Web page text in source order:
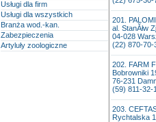
Usługi dla firm
Usługi dla wszystkich
Branża wod.-kan.
Zabezpieczenia
Artyluły zoologiczne
201.
al. StanĂłw
04-028
(22) 870-70-
202. FARM
Bobrowniki
76-231
(59) 811-32-
203.
Rychtalska